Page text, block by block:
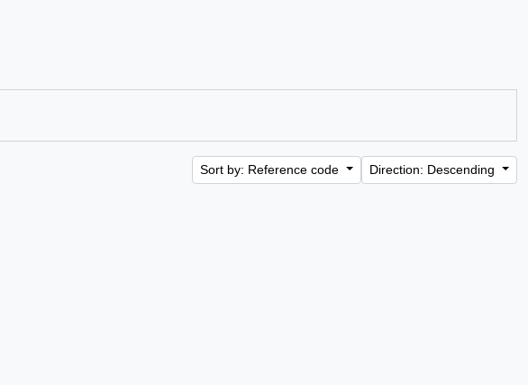
Sort by: Reference code Direction: Descending